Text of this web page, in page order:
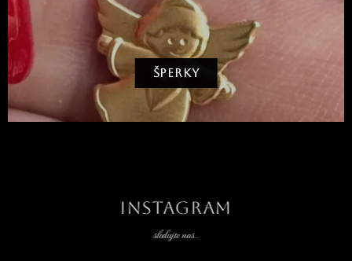
ŠPERKY
INSTAGRAM
sledujte nas..